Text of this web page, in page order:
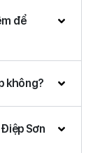
để
không?
Sơn